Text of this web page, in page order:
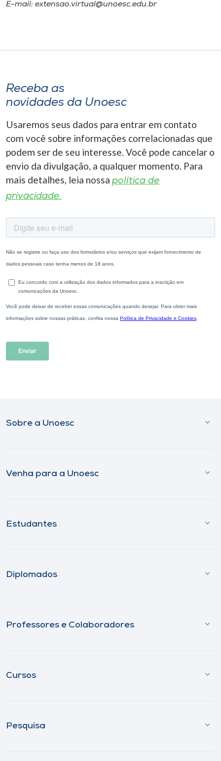
E-mail: extensao.virtual@unoesc.edu.br
Receba as
novidades da Unoesc
Usaremos seus dados para entrar em contato
com você sobre informações correlacionadas que
podem ser de seu interesse. Você pode cancelar o
envio da divulgação, a qualquer momento. Para
mais detalhes, leia nossa política de
privacidade.
Sobre a Unoesc
Venha para a Unoesc
Estudantes
Diplomados
Professores e Colaboradores
Cursos
Pesquisa